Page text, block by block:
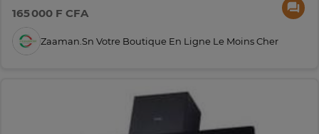
165 000 F CFA
Zaaman.sn Votre Boutique En Ligne Le Moins Cher